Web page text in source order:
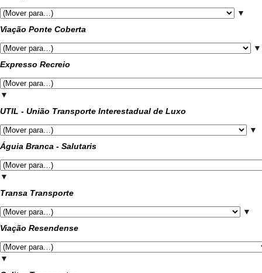
▼
Viação Ponte Coberta
▼
Expresso Recreio
▼
UTIL - União Transporte Interestadual de Luxo
▼
Águia Branca - Salutaris
▼
Transa Transporte
▼
Viação Resendense
▼